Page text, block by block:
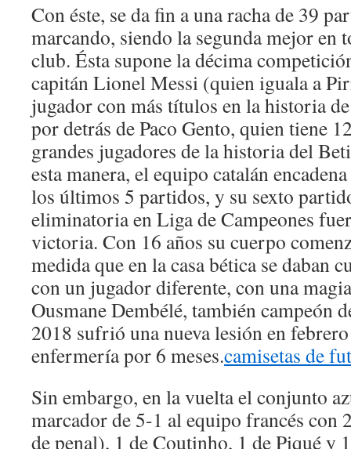
Con éste, se da fin a una racha de 39
marcando, siendo la segunda mejor en
club. Ésta supone la décima
capitán Lionel Messi (quien iguala a
jugador con más títulos en la historia
por detrás de Paco Gento, quien tiene
grandes jugadores de la historia del
esta manera, el equipo catalán
los últimos 5 partidos, y su sexto
eliminatoria en Liga de Campeones
victoria. Con 16 años su cuerpo
medida que en la casa bética se daban
con un jugador diferente, con una
Ousmane Dembélé, también campeón
2018 sufrió una nueva lesión en
enfermería por 6 meses.camisetas de
Sin embargo, en la vuelta el conjunto
marcador de 5-1 al equipo francés con
de penal), 1 de Coutinho, 1 de Piqué y